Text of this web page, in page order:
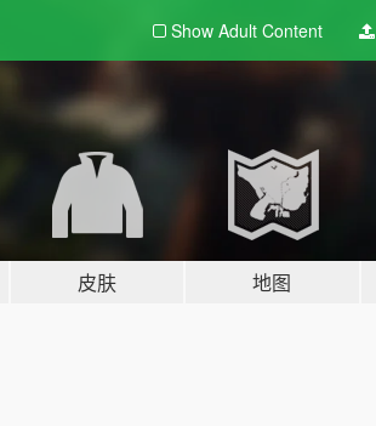
Show Adult Content
皮肤 地图